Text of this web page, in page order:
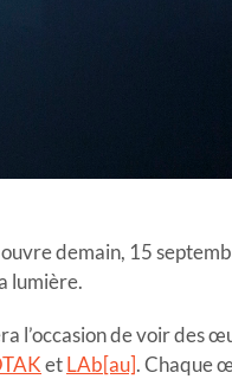
demain, 15
lumière.
l’occasion de voir des
etLAb[au]. Chaque